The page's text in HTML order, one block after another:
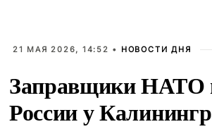
21 МАЯ 2026, 14:52 • НОВОСТИ ДНЯ
Заправщики НАТО
России у